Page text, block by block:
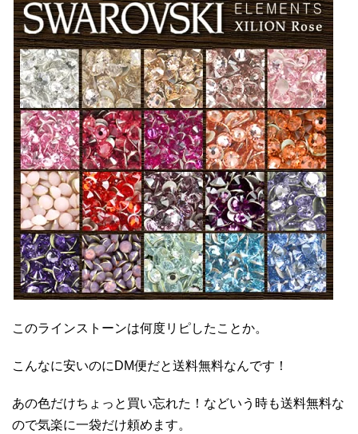
このラインストーンは何度リピしたことか。
こんなに安いのにDM便だと送料無料なんです！
あの色だけちょっと買い忘れた！などいう時も送料無料な
ので気楽に一袋だけ頼めます。